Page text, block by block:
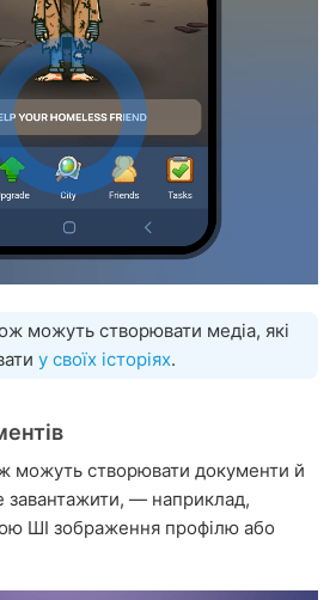
можуть створювати медіа, які
у своїх історіях.
можуть створювати документи й
завантажити, — наприклад,
ШІ зображення профілю або